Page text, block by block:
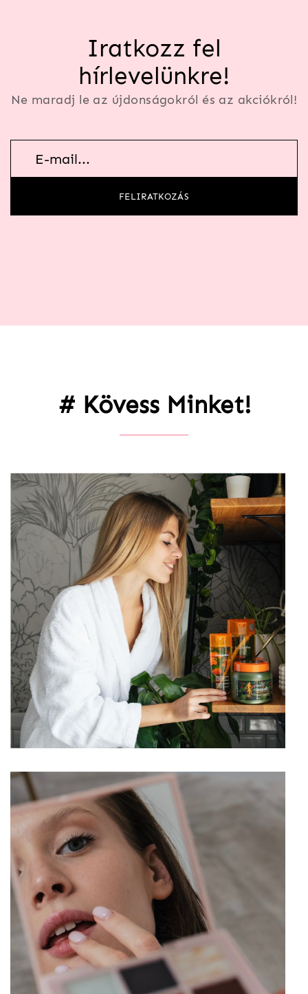
Iratkozz fel
hírlevelünkre!
Ne maradj le az újdonságokról és az akciókról!
feliratkozás
FELIRATKOZÁS
# Kövess Minket!